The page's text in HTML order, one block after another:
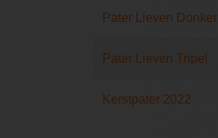
Pater Lieven Donker
Pater Lieven Tripel
Kerstpater 2022